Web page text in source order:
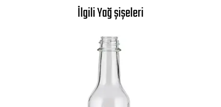
İlgili Yağ şişeleri